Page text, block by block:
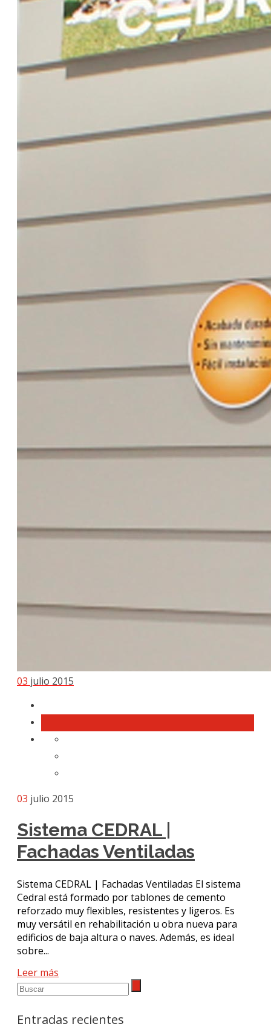
03 julio 2015
03 julio 2015
Sistema CEDRAL |
Fachadas Ventiladas
Sistema CEDRAL | Fachadas Ventiladas El sistema
Cedral está formado por tablones de cemento
reforzado muy flexibles, resistentes y ligeros. Es
muy versátil en rehabilitación u obra nueva para
edificios de baja altura o naves. Además, es ideal
sobre...
Leer más
Entradas recientes